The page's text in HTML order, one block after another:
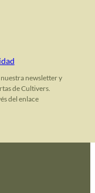
newsletter y
de Cultivers.
del enlace